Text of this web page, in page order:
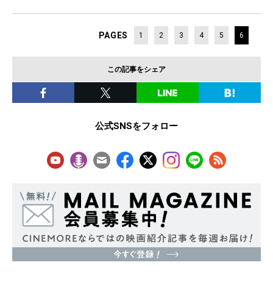
PAGES 1 2 3 4 5 6
この記事をシェア
公式SNSをフォロー